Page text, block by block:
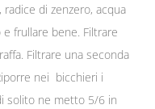
di zenzero, acqua
frullare bene. Filtrare
Filtrare una seconda
nei bicchieri i
solito ne metto 5/6 in